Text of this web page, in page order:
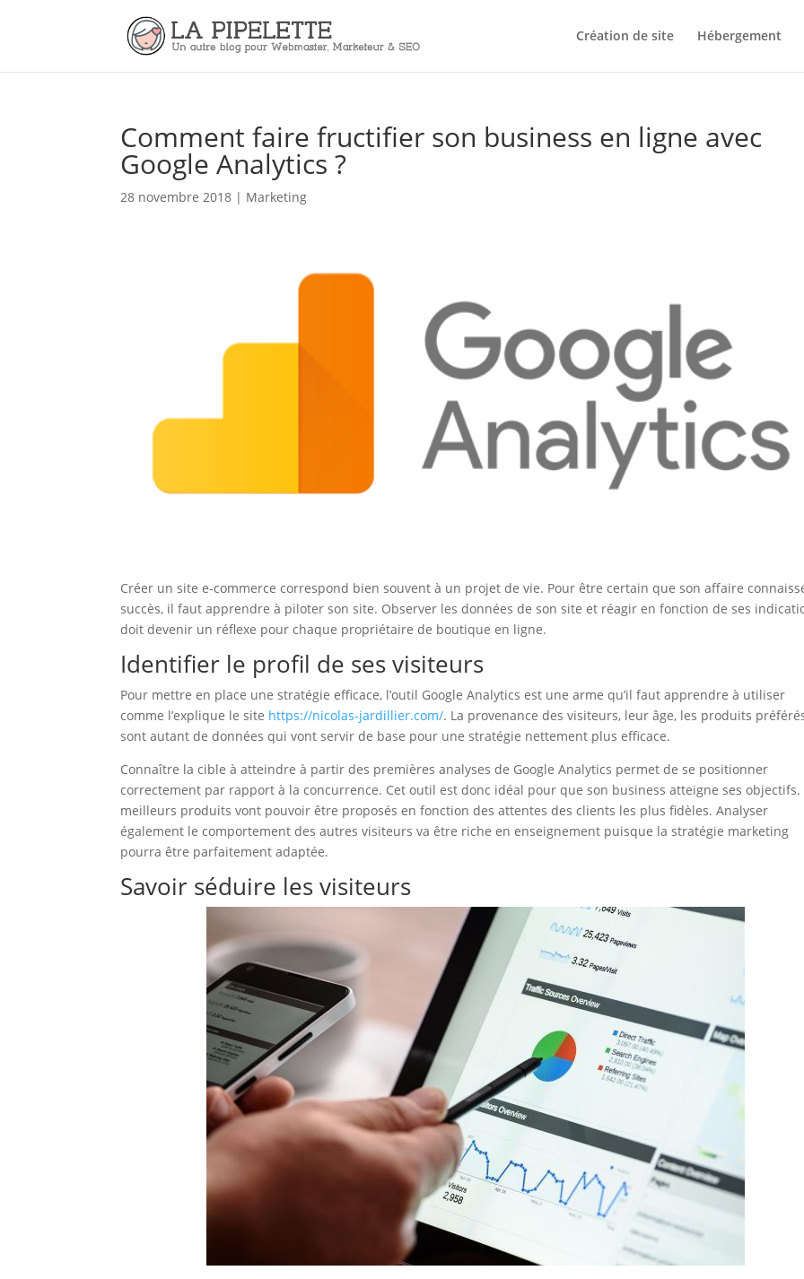
Création de site Hébergement
Comment faire fructifier son business en ligne avec
Google Analytics ?
28 novembre 2018 | Marketing
Créer un site e-commerce correspond bien souvent à un projet de vie. Pour être certain que son affaire
succès, il faut apprendre à piloter son site. Observer les données de son site et réagir en fonction de ses
doit devenir un réflexe pour chaque propriétaire de boutique en ligne.
Identifier le profil de ses visiteurs
Pour mettre en place une stratégie efficace, l’outil Google Analytics est une arme qu’il faut apprendre à utiliser
comme l’explique le site https://nicolas-jardillier.com/. La provenance des visiteurs, leur âge, les produits
sont autant de données qui vont servir de base pour une stratégie nettement plus efficace.
Connaître la cible à atteindre à partir des premières analyses de Google Analytics permet de se positionner
correctement par rapport à la concurrence. Cet outil est donc idéal pour que son business atteigne ses objectifs.
meilleurs produits vont pouvoir être proposés en fonction des attentes des clients les plus fidèles. Analyser
également le comportement des autres visiteurs va être riche en enseignement puisque la stratégie marketing
pourra être parfaitement adaptée.
Savoir séduire les visiteurs